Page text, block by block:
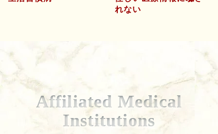
れない
Affiliated Medical
Institutions